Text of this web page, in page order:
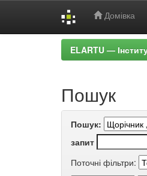
Домівка
ELARTU —
Пошук
Пошук:
запит
Поточні фільтри: